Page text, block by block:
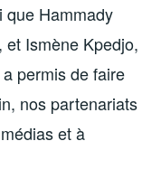
que Hammady
Ismène Kpedjo,
permis de faire
nos partenariats
et à